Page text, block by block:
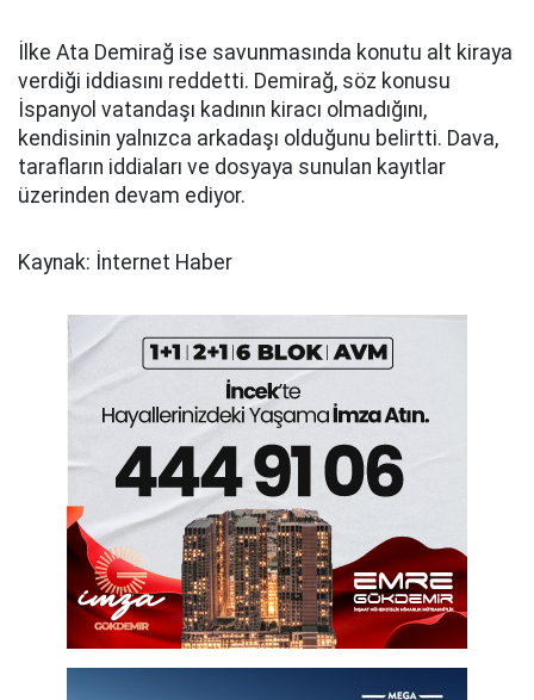
İlke Ata Demirağ ise savunmasında konutu alt kiraya
verdiği iddiasını reddetti. Demirağ, söz konusu
İspanyol vatandaşı kadının kiracı olmadığını,
kendisinin yalnızca arkadaşı olduğunu belirtti. Dava,
tarafların iddiaları ve dosyaya sunulan kayıtlar
üzerinden devam ediyor.
Kaynak: İnternet Haber